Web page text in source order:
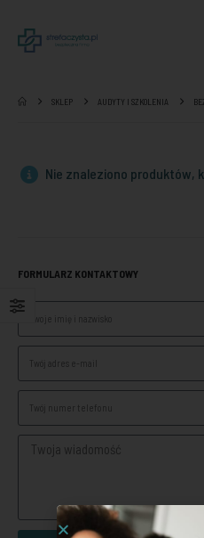
SKLEP AUDYTY I SZKOLENIA
Nie znaleziono produktów,
FORMULARZ KONTAKTOWY